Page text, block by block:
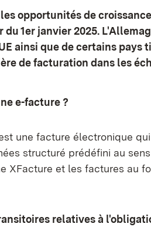
opportunités de
du 1er janvier 2025.
ainsi que de certains
de facturation dans les
e-facture ?
une facture électronique
structuré prédéfini au
XFacture et les factures au
relatives à